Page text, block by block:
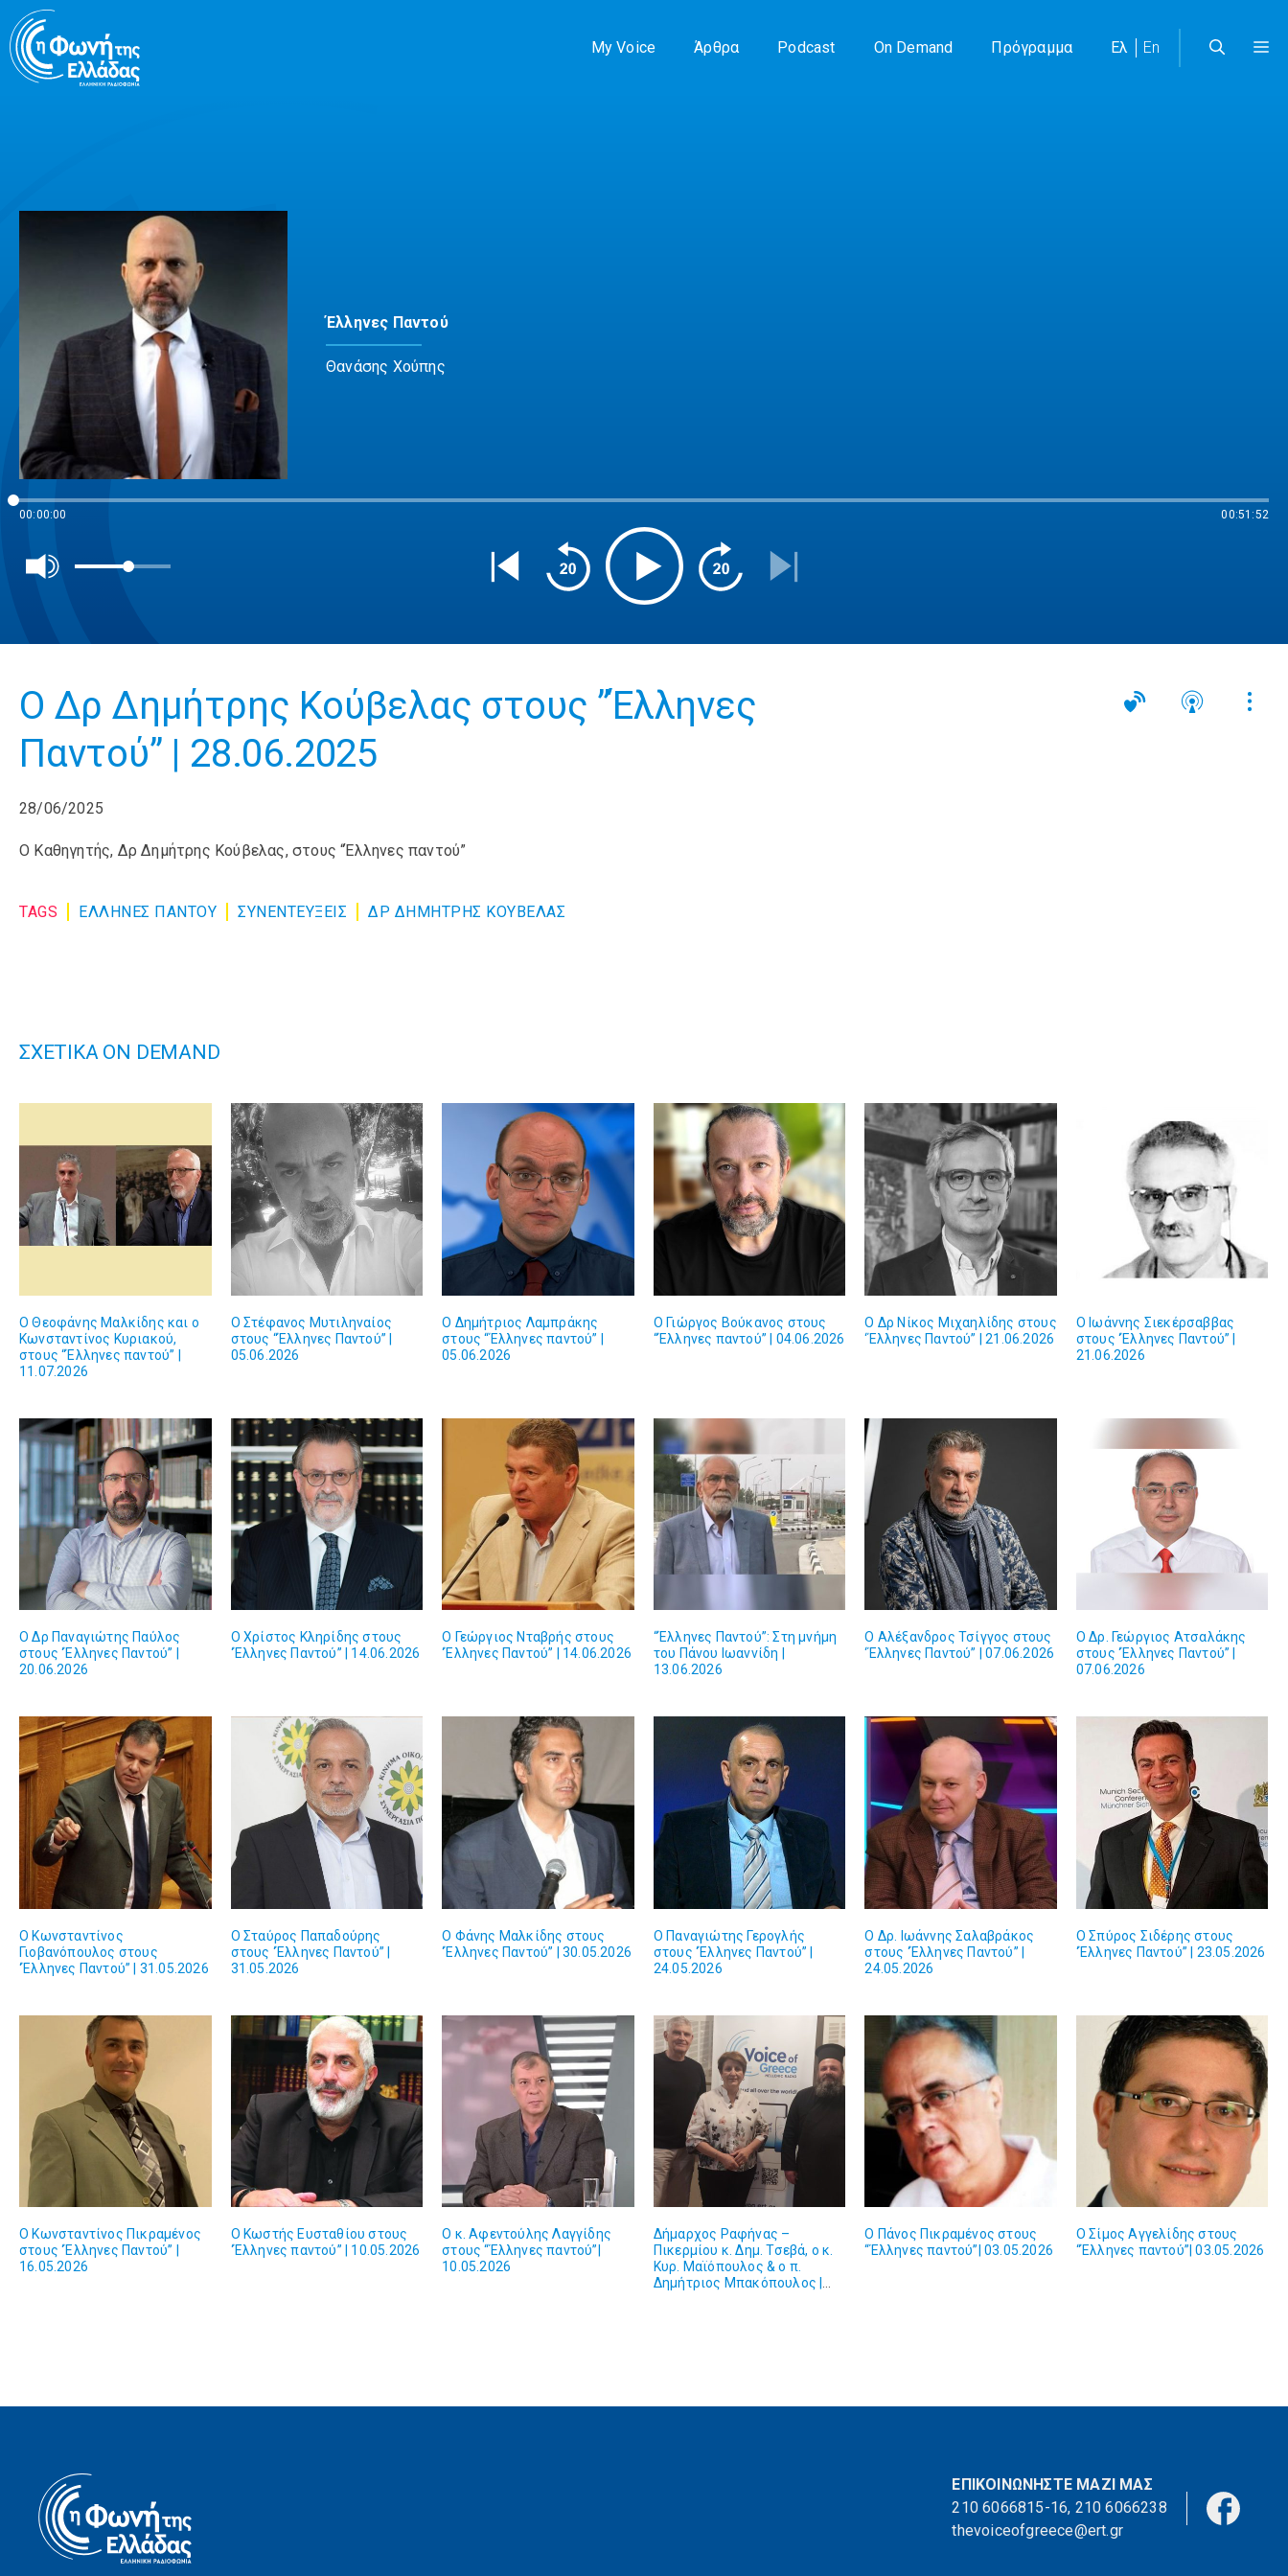
Μετάβαση
σε
περιεχόμενο
My Voice Άρθρα Podcast On Demand Πρόγραμμα Ελ En
Έλληνες Παντού
Θανάσης Χούπης
00:00:00 00:51:52
Ο Δρ Δημήτρης Κούβελας στους ”Έλληνες
Παντού” | 28.06.2025
28/06/2025
Ο Καθηγητής, Δρ Δημήτρης Κούβελας, στους “Έλληνες παντού”
TAGS ΕΛΛΗΝΕΣ ΠΑΝΤΟΥ ΣΥΝΕΝΤΕΎΞΕΙΣ ΔΡ ΔΗΜΗΤΡΗΣ ΚΟΥΒΕΛΑΣ
ΣΧΕΤΙΚΑ ON DEMAND
Ο Θεοφάνης Μαλκίδης και ο
Κωνσταντίνος Κυριακού,
στους “Έλληνες παντού” |
11.07.2026
O Στέφανος Μυτιληναίος
στους “Έλληνες Παντού” |
05.06.2026
O Δημήτριος Λαμπράκης
στους “Έλληνες παντού” |
05.06.2026
O Γιώργος Βούκανος στους
“Έλληνες παντού” | 04.06.2026
Ο Δρ Νίκος Μιχαηλίδης στους
‘Έλληνες Παντού” | 21.06.2026
Ο Ιωάννης Σιεκέρσαββας
στους ‘Έλληνες Παντού” |
21.06.2026
Ο Δρ Παναγιώτης Παύλος
στους ‘Έλληνες Παντού” |
20.06.2026
Ο Χρίστος Κληρίδης στους
‘Έλληνες Παντού” | 14.06.2026
Ο Γεώργιος Νταβρής στους
‘Έλληνες Παντού” | 14.06.2026
“Έλληνες Παντού”: Στη μνήμη
του Πάνου Ιωαννίδη |
13.06.2026
Ο Αλέξανδρος Τσίγγος στους
‘Έλληνες Παντού” | 07.06.2026
Ο Δρ. Γεώργιος Ατσαλάκης
στους ‘Έλληνες Παντού” |
07.06.2026
Ο Κωνσταντίνος
Γιοβανόπουλος στους
‘Έλληνες Παντού” | 31.05.2026
Ο Σταύρος Παπαδούρης
στους ‘Έλληνες Παντού” |
31.05.2026
Ο Φάνης Μαλκίδης στους
‘Έλληνες Παντού” | 30.05.2026
Ο Παναγιώτης Γερογλής
στους ‘Έλληνες Παντού” |
24.05.2026
Ο Δρ. Ιωάννης Σαλαβράκος
στους ‘Έλληνες Παντού” |
24.05.2026
Ο Σπύρος Σιδέρης στους
‘Έλληνες Παντού” | 23.05.2026
Ο Κωνσταντίνος Πικραμένος
στους ‘Έλληνες Παντού” |
16.05.2026
Ο Κωστής Ευσταθίου στους
‘Έλληνες παντού” | 10.05.2026
Ο κ. Αφεντούλης Λαγγίδης
στους “Έλληνες παντού”|
10.05.2026
Δήμαρχος Ραφήνας –
Πικερμίου κ. Δημ. Τσεβά, ο κ.
Κυρ. Μαϊόπουλος & ο π.
Δημήτριος Μπακόπουλος |
Ο Πάνος Πικραμένος στους
“Έλληνες παντού”| 03.05.2026
Ο Σίμος Αγγελίδης στους
“Έλληνες παντού”| 03.05.2026
ΕΠΙΚΟΙΝΩΝΗΣΤΕ ΜΑΖΙ ΜΑΣ
210 6066815-16, 210 6066238
thevoiceofgreece@ert.gr